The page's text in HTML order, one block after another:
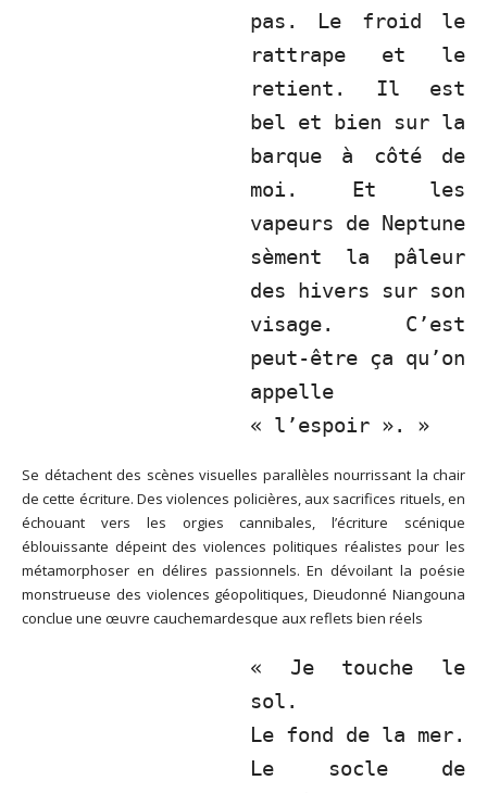
pas. Le froid le
rattrape et le
retient. Il est
bel et bien sur la
barque à côté de
moi. Et les
vapeurs de Neptune
sèment la pâleur
des hivers sur son
visage. C’est
peut-être ça qu’on
appelle
« l’espoir ». »
Se détachent des scènes visuelles parallèles nourrissant la chair
de cette écriture. Des violences policières, aux sacrifices rituels, en
échouant vers les orgies cannibales, l’écriture scénique
éblouissante dépeint des violences politiques réalistes pour les
métamorphoser en délires passionnels. En dévoilant la poésie
monstrueuse des violences géopolitiques, Dieudonné Niangouna
conclue une œuvre cauchemardesque aux reflets bien réels
« Je touche le
sol.
Le fond de la mer.
Le socle de